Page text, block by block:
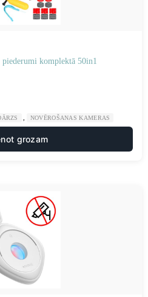
komplektā 50in1
NOVĒROŠANAS KAMERAS
grozam